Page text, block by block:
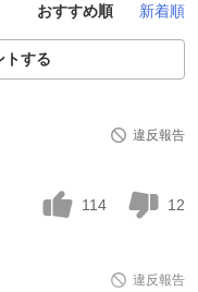
おすすめ順 新着順
トする
違反報告
114 12
違反報告